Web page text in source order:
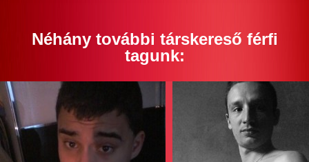
Néhány további társkereső férfi
tagunk: